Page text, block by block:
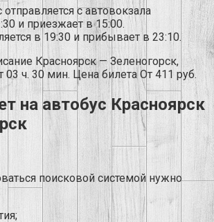
с автовокзала
и приезжает в 15:00.
в 19:30 и прибывает в 23:10.
Красноярск — Зеленогорск,
03 ч. 30 мин. Цена билета От 411 руб.
на автобус Красноярск
поисковой системой нужно